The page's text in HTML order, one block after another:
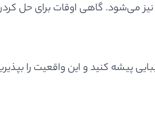
می‌شود. گاهی اوقات برای حل
پیشه کنید و این واقعیت را